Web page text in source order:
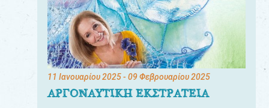
11 Ιανουαρίου 2025- 09 Φεβρουαρίου 2025
ΑΡΓΟΝΑΥΤΙΚΗ ΕΚΣΤΡΑΤΕΙΑ